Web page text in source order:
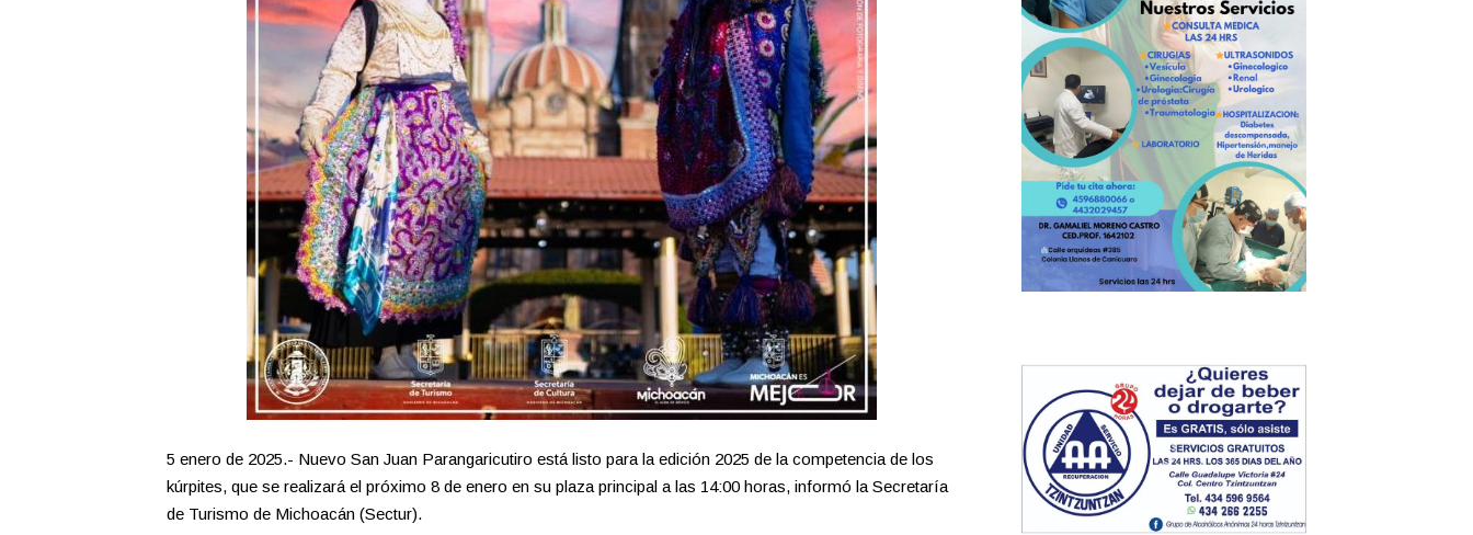
5 enero de 2025.- Nuevo San Juan Parangaricutiro está listo para la edición 2025 de la competencia de los
kúrpites, que se realizará el próximo 8 de enero en su plaza principal a las 14:00 horas, informó la Secretaría
de Turismo de Michoacán (Sectur).